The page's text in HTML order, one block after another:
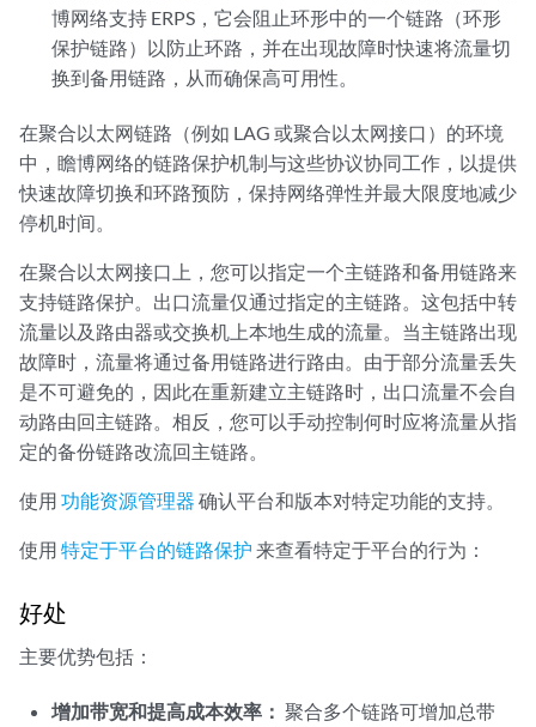
博网络支持 ERPS，它会阻止环形中的一个链路（环形
保护链路）以防止环路，并在出现故障时快速将流量切
换到备用链路，从而确保高可用性。
在聚合以太网链路（例如 LAG 或聚合以太网接口）的环境
中，瞻博网络的链路保护机制与这些协议协同工作，以提供
快速故障切换和环路预防，保持网络弹性并最大限度地减少
停机时间。
在聚合以太网接口上，您可以指定一个主链路和备用链路来
支持链路保护。出口流量仅通过指定的主链路。这包括中转
流量以及路由器或交换机上本地生成的流量。当主链路出现
故障时，流量将通过备用链路进行路由。由于部分流量丢失
是不可避免的，因此在重新建立主链路时，出口流量不会自
动路由回主链路。相反，您可以手动控制何时应将流量从指
定的备份链路改流回主链路。
使用 功能资源管理器 确认平台和版本对特定功能的支持。
使用 特定于平台的链路保护 来查看特定于平台的行为：
好处
主要优势包括：
增加带宽和提高成本效率： 聚合多个链路可增加总带